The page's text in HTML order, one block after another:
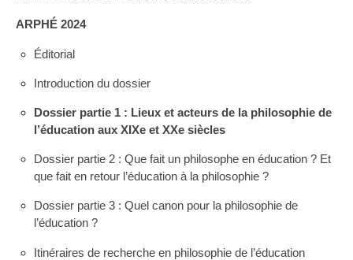
ARPHÉ 2024
Éditorial
Introduction du dossier
Dossier partie 1 : Lieux et acteurs de la philosophie de
l’éducation aux XIXe et XXe siècles
Dossier partie 2 : Que fait un philosophe en éducation ? Et
que fait en retour l’éducation à la philosophie ?
Dossier partie 3 : Quel canon pour la philosophie de
l’éducation ?
Itinéraires de recherche en philosophie de l’éducation